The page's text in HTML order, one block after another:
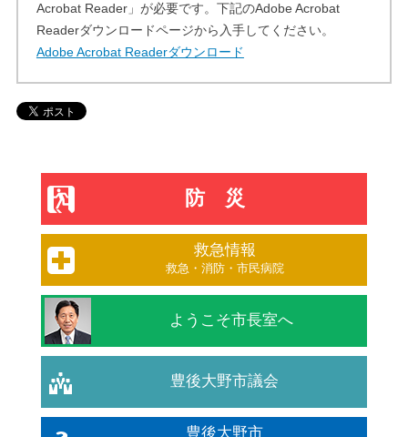
Acrobat Reader」が必要です。下記のAdobe Acrobat
Readerダウンロードページから入手してください。
Adobe Acrobat Readerダウンロード
防災
救急情報
救急・消防・市民病院
ようこそ市長室へ
豊後大野市議会
豊後大野市